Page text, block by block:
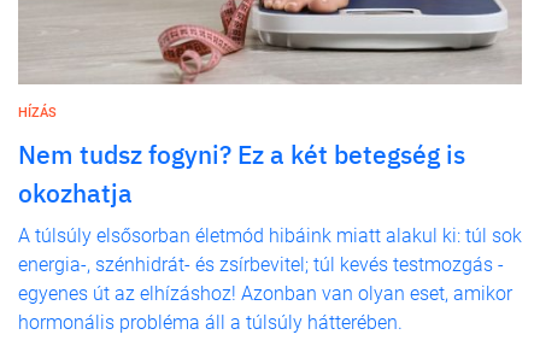
HÍZÁS
Nem tudsz fogyni? Ez a két betegség is
okozhatja
A túlsúly elsősorban életmód hibáink miatt alakul ki: túl sok
energia-, szénhidrát- és zsírbevitel; túl kevés testmozgás -
egyenes út az elhízáshoz! Azonban van olyan eset, amikor
hormonális probléma áll a túlsúly hátterében.